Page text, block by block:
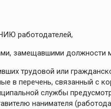
работодателей,
замещавшими должности
трудовой или
в перечень, связанный с
службы
нанимателя